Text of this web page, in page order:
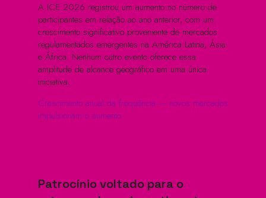
A ICE 2026 registrou um aumento no número de
participantes em relação ao ano anterior, com um
crescimento significativo proveniente de mercados
regulamentados emergentes na América Latina, Ásia
e África. Nenhum outro evento oferece essa
amplitude de alcance geográfico em uma única
iniciativa.
Crescimento anual da frequência — novos mercados
impulsionam o aumento
Patrocínio voltado para o